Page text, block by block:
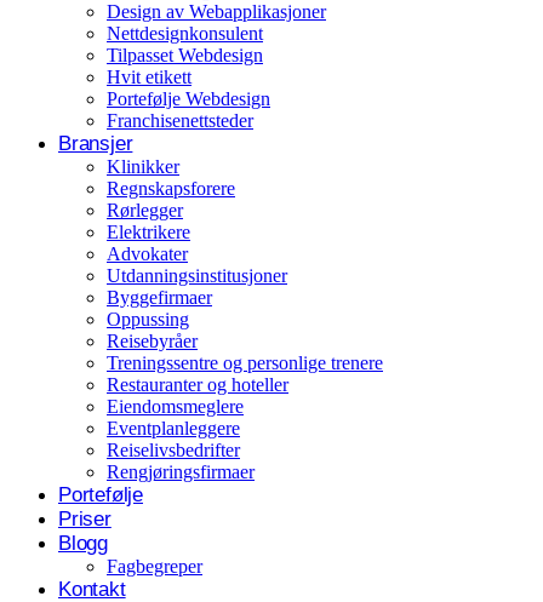
Design av Webapplikasjoner
Nettdesignkonsulent
Tilpasset Webdesign
Hvit etikett
Portefølje Webdesign
Franchisenettsteder
Bransjer
Klinikker
Regnskapsforere
Rørlegger
Elektrikere
Advokater
Utdanningsinstitusjoner
Byggefirmaer
Oppussing
Reisebyråer
Treningssentre og personlige trenere
Restauranter og hoteller
Eiendomsmeglere
Eventplanleggere
Reiselivsbedrifter
Rengjøringsfirmaer
Portefølje
Priser
Blogg
Fagbegreper
Kontakt